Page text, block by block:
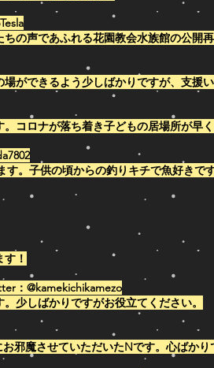
ちの声であふれる花園教会水族館の公開
ができるよう少しばかりですが、支援
コロナが落ち着き子どもの居場所が早
す。子供の頃からの釣りキチで魚好きで
！
：@kamekichikamezo
少しばかりですがお役立てください。
邪魔させていただいたNです。心ばか